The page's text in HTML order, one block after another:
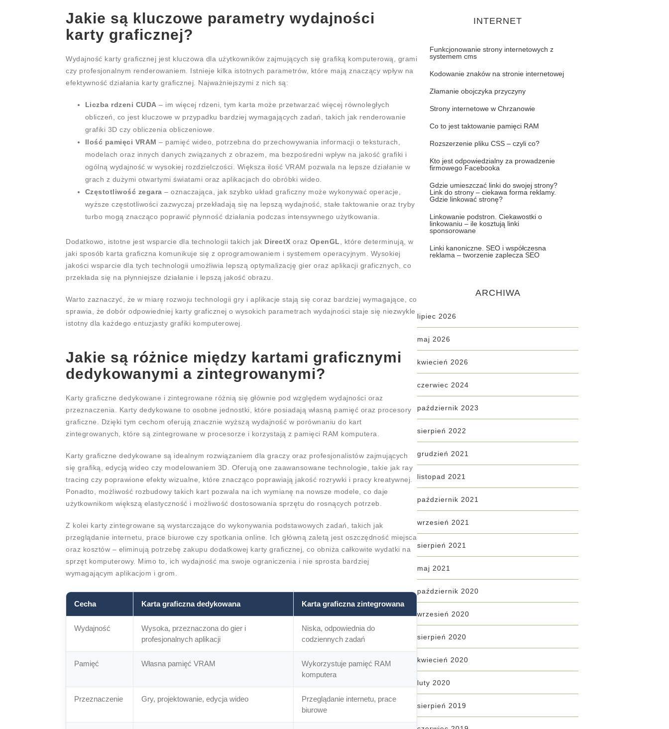
Jakie są kluczowe parametry wydajności
karty graficznej?
Wydajność karty graficznej jest kluczowa dla użytkowników zajmujących się grafiką komputerową, grami
czy profesjonalnym renderowaniem. Istnieje kilka istotnych parametrów, które mają znaczący wpływ na
efektywność działania karty graficznej. Najważniejszymi z nich są:
Liczba rdzeni CUDA – im więcej rdzeni, tym karta może przetwarzać więcej równoległych
obliczeń, co jest kluczowe w przypadku bardziej wymagających zadań, takich jak renderowanie
grafiki 3D czy obliczenia obliczeniowe.
Ilość pamięci VRAM – pamięć wideo, potrzebna do przechowywania informacji o teksturach,
modelach oraz innych danych związanych z obrazem, ma bezpośredni wpływ na jakość grafiki i
ogólną wydajność w wysokiej rozdzielczości. Większa ilość VRAM pozwala na lepsze działanie w
grach z dużymi otwartymi światami oraz aplikacjach do obróbki wideo.
Częstotliwość zegara – oznaczająca, jak szybko układ graficzny może wykonywać operacje,
wyższe częstotliwości zazwyczaj przekładają się na lepszą wydajność, stałe taktowanie oraz tryby
turbo mogą znacząco poprawić płynność działania podczas intensywnego użytkowania.
Dodatkowo, istotne jest wsparcie dla technologii takich jak DirectX oraz OpenGL , które determinują, w
jaki sposób karta graficzna komunikuje się z oprogramowaniem i systemem operacyjnym. Wysokiej
jakości wsparcie dla tych technologii umożliwia lepszą optymalizację gier oraz aplikacji graficznych, co
przekłada się na płynniejsze działanie i lepszą jakość obrazu.
Warto zaznaczyć, że w miarę rozwoju technologii gry i aplikacje stają się coraz bardziej wymagające, co
sprawia, że dobór odpowiedniej karty graficznej o wysokich parametrach wydajności staje się niezwykle
istotny dla każdego entuzjasty grafiki komputerowej.
Jakie są różnice między kartami graficznymi
dedykowanymi a zintegrowanymi?
Karty graficzne dedykowane i zintegrowane różnią się głównie pod względem wydajności oraz
przeznaczenia. Karty dedykowane to osobne jednostki, które posiadają własną pamięć oraz procesory
graficzne. Dzięki tym cechom oferują znacznie wyższą wydajność w porównaniu do kart
zintegrowanych, które są zintegrowane w procesorze i korzystają z pamięci RAM komputera.
Karty graficzne dedykowane są idealnym rozwiązaniem dla graczy oraz profesjonalistów zajmujących
się grafiką, edycją wideo czy modelowaniem 3D. Oferują one zaawansowane technologie, takie jak ray
tracing czy poprawione efekty wizualne, które znacząco poprawiają jakość rozrywki i pracy kreatywnej.
Ponadto, możliwość rozbudowy takich kart pozwala na ich wymianę na nowsze modele, co daje
użytkownikom większą elastyczność i możliwość dostosowania sprzętu do rosnących potrzeb.
Z kolei karty zintegrowane są wystarczające do wykonywania podstawowych zadań, takich jak
przeglądanie internetu, prace biurowe czy spotkania online. Ich główną zaletą jest oszczędność miejsca
oraz kosztów – eliminują potrzebę zakupu dodatkowej karty graficznej, co obniża całkowite wydatki na
sprzęt komputerowy. Mimo to, ich wydajność ma swoje ograniczenia i nie sprosta bardziej
wymagającym aplikacjom i grom.
Cecha Karta graficzna dedykowana Karta graficzna zintegrowana
Wydajność
Wysoka, przeznaczona do gier i
profesjonalnych aplikacji
Niska, odpowiednia do
codziennych zadań
Pamięć Własna pamięć VRAM
Wykorzystuje pamięć RAM
komputera
Przeznaczenie Gry, projektowanie, edycja wideo
Przeglądanie internetu, prace
biurowe
INTERNET
Funkcjonowanie strony internetowych z
systemem cms
Kodowanie znaków na stronie internetowej
Złamanie obojczyka przyczyny
Strony internetowe w Chrzanowie
Co to jest taktowanie pamięci RAM
Rozszerzenie pliku CSS – czyli co?
Kto jest odpowiedzialny za prowadzenie
firmowego Facebooka
Gdzie umieszczać linki do swojej strony?
Link do strony – ciekawa forma reklamy.
Gdzie linkować stronę?
Linkowanie podstron. Ciekawostki o
linkowaniu – ile kosztują linki
sponsorowane
Linki kanoniczne. SEO i współczesna
reklama – tworzenie zaplecza SEO
ARCHIWA
lipiec 2026
maj 2026
kwiecień 2026
czerwiec 2024
październik 2023
sierpień 2022
grudzień 2021
listopad 2021
październik 2021
wrzesień 2021
sierpień 2021
maj 2021
październik 2020
wrzesień 2020
sierpień 2020
kwiecień 2020
luty 2020
sierpień 2019